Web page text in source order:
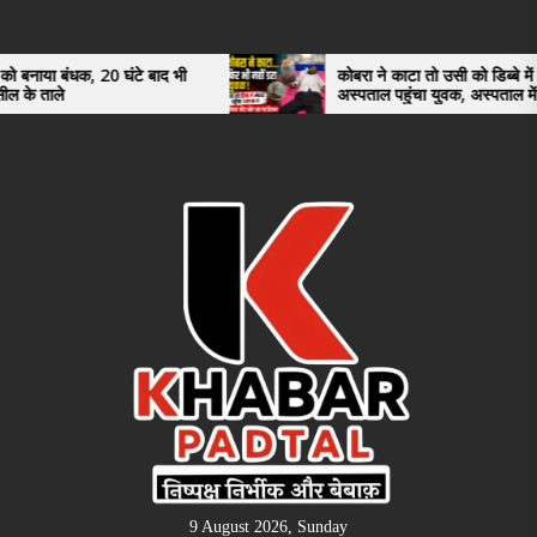
the
content
घंटे बाद भी
कोबरा ने काटा तो उसी को डिब्बे में बंद कर
अस्पताल पहुंचा युवक, अस्पताल में देखकर डॉक्टर
भी रह गए हैरान
9 August 2026, Sunday